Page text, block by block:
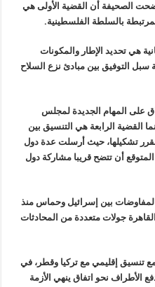
الصحيفة أن القضية الأولى هي
بالسلطة الفلسطينية.
هي تحديد الإطار والمكونات
سبل التوفيق بين مبادئ نزع السلاح
على المهام الجديدة لمجلس
القضية الرابعة هي التنسيق بين
تشكيلها، حيث أرسلت عدة دول
أن تتضح قريبا مشاركة دول
بين إسرائيل وحماس منذ
جولات متعددة من المحادثات
مع تنسيق إقليمي مع تركيا وقطر، في
الأطراف نحو اتفاق ينهي الأزمة